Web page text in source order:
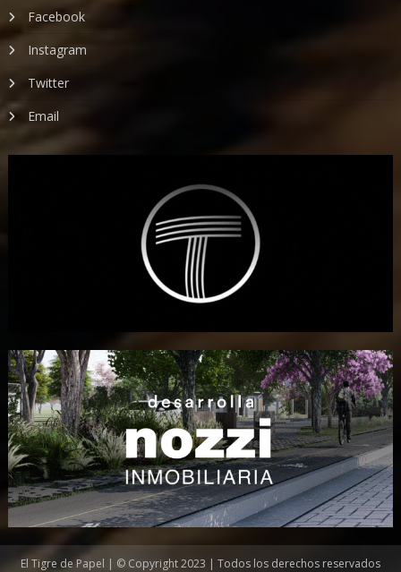
Facebook
Instagram
Twitter
Email
El Tigre de Papel | © Copyright 2023 | Todos los derechos reservados